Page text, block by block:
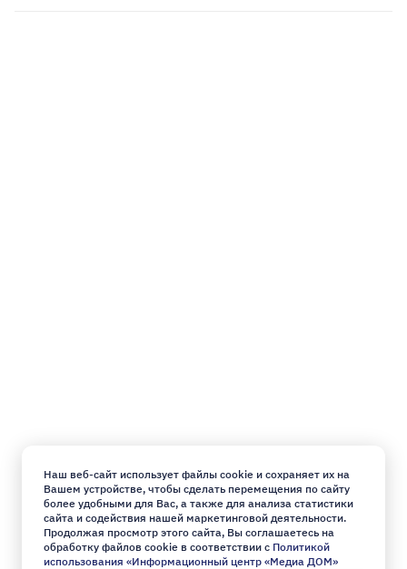
Наш веб-сайт использует файлы cookie и сохраняет их на
Вашем устройстве, чтобы сделать перемещения по сайту
более удобными для Вас, а также для анализа статистики
сайта и содействия нашей маркетинговой деятельности.
Продолжая просмотр этого сайта, Вы соглашаетесь на
обработку файлов cookie в соответствии с Политикой
использования «Информационный центр «Медиа ДОМ»